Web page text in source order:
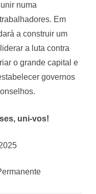
numa
Em
a construir um
a luta contra
o grande capital e
governos
uni-vos!